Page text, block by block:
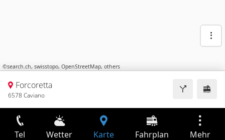
©search.ch, swisstopo, OpenStreetMap, others
Forcoretta
6578 Caviano
Tel Wetter Karte Fahrplan Mehr